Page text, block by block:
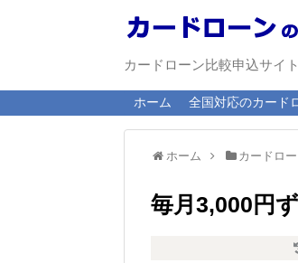
カードローン比較申込サイト
ホーム 全国対応のカード
ホーム カードロ
毎月3,000円